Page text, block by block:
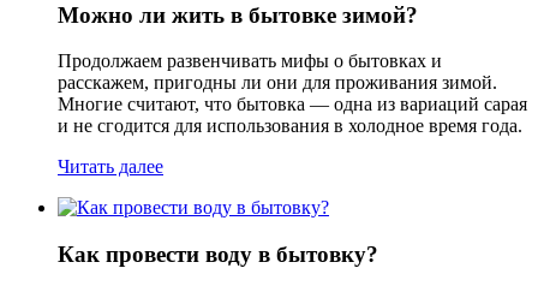
Можно ли жить в бытовке зимой?
Продолжаем развенчивать мифы о бытовках и
расскажем, пригодны ли они для проживания зимой.
Многие считают, что бытовка — одна из вариаций сарая
и не сгодится для использования в холодное время года.
Читать далее
Как провести воду в бытовку?